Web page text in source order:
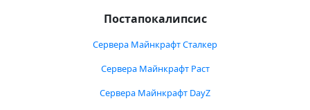
Постапокалипсис
Сервера Майнкрафт Сталкер
Сервера Майнкрафт Раст
Сервера Майнкрафт DayZ